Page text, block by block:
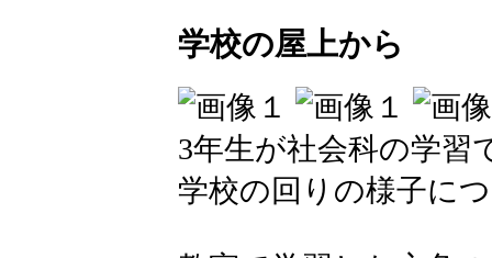
学校の屋上から
3年生が社会科の学習
学校の回りの様子に